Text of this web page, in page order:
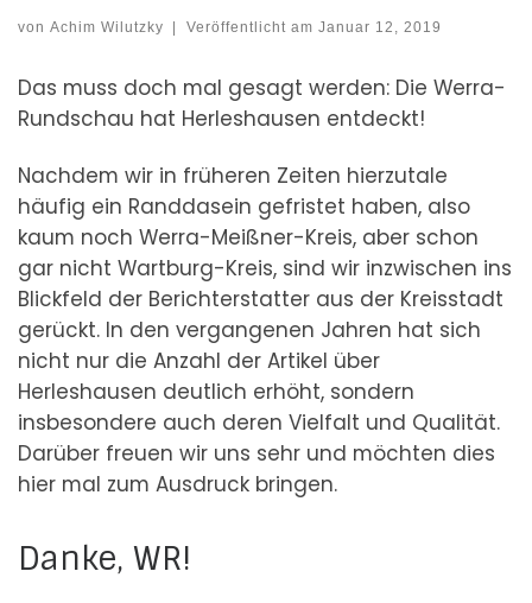
von Achim Wilutzky Veröffentlicht am Januar 12, 2019
Das muss doch mal gesagt werden: Die Werra-
Rundschau hat Herleshausen entdeckt!
Nachdem wir in früheren Zeiten hierzutale
häufig ein Randdasein gefristet haben, also
kaum noch Werra-Meißner-Kreis, aber schon
gar nicht Wartburg-Kreis, sind wir inzwischen ins
Blickfeld der Berichterstatter aus der Kreisstadt
gerückt. In den vergangenen Jahren hat sich
nicht nur die Anzahl der Artikel über
Herleshausen deutlich erhöht, sondern
insbesondere auch deren Vielfalt und Qualität.
Darüber freuen wir uns sehr und möchten dies
hier mal zum Ausdruck bringen.
Danke, WR!